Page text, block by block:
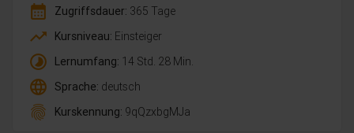
calendar_month Zugriffsdauer: 365 Tage
trending_up Kursniveau: Einsteiger
timelapse Lernumfang: 14 Std. 28 Min.
language Sprache: deutsch
fingerprint Kurskennung: 9qQzxbgMJa